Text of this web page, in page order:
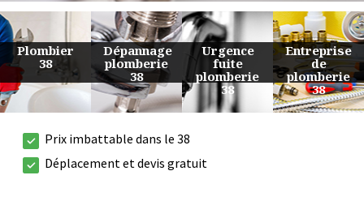
Urgence
fuite
plomberie
38
Entreprise
de
plomberie
38
Travaux
de
plomberie
38
Devis
plomberie
38
Prix imbattable dans le 38
Déplacement et devis gratuit